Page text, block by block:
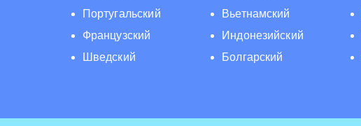
Португальский
Французский
Шведский
Вьетнамский
Индонезийский
Болгарский